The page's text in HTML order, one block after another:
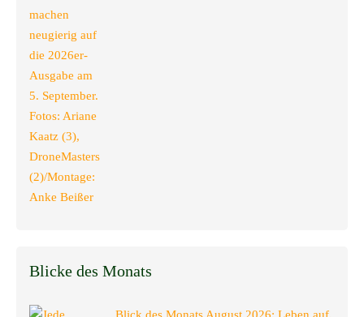
Blicke des Monats